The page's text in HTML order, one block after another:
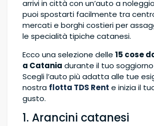
arrivi in città con un’auto a noleggio
puoi spostarti facilmente tra
mercati e borghi costieri per
le specialità tipiche catanesi.
Ecco una selezione delle 15 cose
a Catania durante il tuo soggiorno
Scegli l’auto più adatta alle tue
nostra flotta TDS Rent e inizia il
gusto.
1. Arancini catanesi